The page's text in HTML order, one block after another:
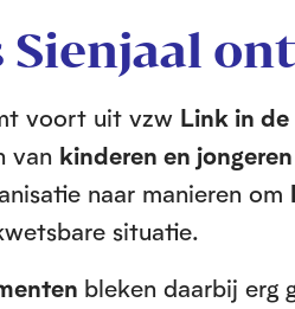
Sienjaal
voort uit vzw Link in de
van kinderen en jongeren
naar manieren om
situatie.
bleken daarbij erg